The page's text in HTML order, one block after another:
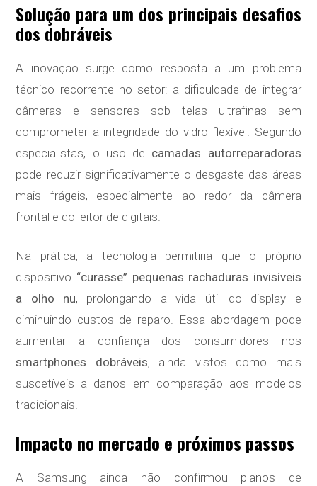
Solução para um dos principais desafios
dos dobráveis
A inovação surge como resposta a um problema
técnico recorrente no setor: a dificuldade de integrar
câmeras e sensores sob telas ultrafinas sem
comprometer a integridade do vidro flexível. Segundo
especialistas, o uso de camadas autorreparadoras
pode reduzir significativamente o desgaste das áreas
mais frágeis, especialmente ao redor da câmera
frontal e do leitor de digitais.
Na prática, a tecnologia permitiria que o próprio
dispositivo “curasse” pequenas rachaduras invisíveis
a olho nu, prolongando a vida útil do display e
diminuindo custos de reparo. Essa abordagem pode
aumentar a confiança dos consumidores nos
smartphones dobráveis, ainda vistos como mais
suscetíveis a danos em comparação aos modelos
tradicionais.
Impacto no mercado e próximos passos
A Samsung ainda não confirmou planos de